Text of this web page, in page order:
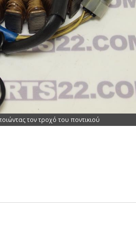
τον τροχό του ποντικιού